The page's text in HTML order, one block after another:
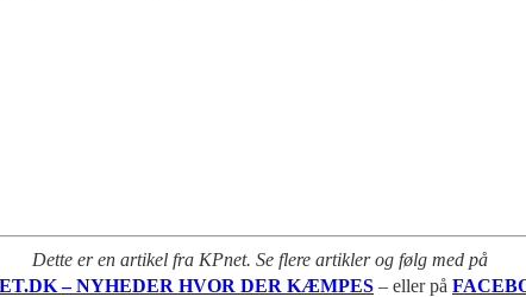
Dette er en artikel fra KPnet. Se flere artikler og følg med på
– NYHEDER HVOR DER KÆMPES – eller på